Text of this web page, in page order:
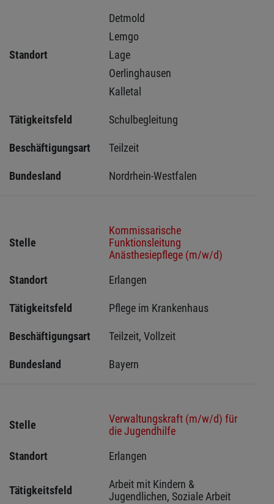
Standort
Detmold
Lemgo
Lage
Oerlinghausen
Kalletal
Tätigkeitsfeld Schulbegleitung
Beschäftigungsart Teilzeit
Bundesland Nordrhein-Westfalen
Stelle
Kommissarische
Funktionsleitung
Anästhesiepflege (m/w/d)
Standort
Erlangen
Tätigkeitsfeld Pflege im Krankenhaus
Beschäftigungsart Teilzeit, Vollzeit
Bundesland Bayern
Stelle
Verwaltungskraft (m/w/d) für
die Jugendhilfe
Standort
Erlangen
Tätigkeitsfeld
Arbeit mit Kindern &
Jugendlichen, Soziale Arbeit